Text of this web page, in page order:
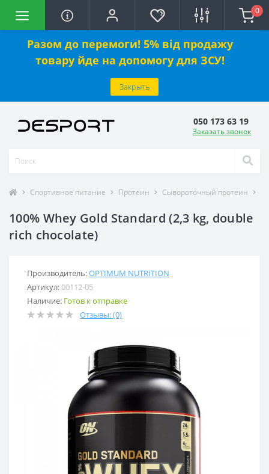
Разом до перемоги! 5% від продажу
товару йде на допомогу для ЗСУ!
Закрыть
0
050 173 63 19
Заказать звонок
Спортивное питание Протеин Сывороточный протеин
100% Whey Gold Standard (2,3 kg, double
rich chocolate)
Производитель:OPTIMUM NUTRITION
Артикул:00112-05
Наличие: Готов к отправке
Отзывы: (0)